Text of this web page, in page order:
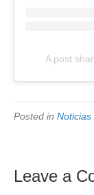
A post
Posted in Noticias
Leave a